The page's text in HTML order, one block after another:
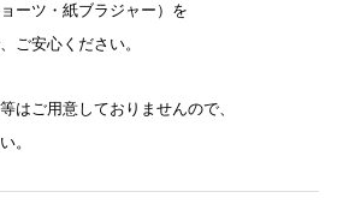
ーツ・紙ブラジャー）を
ご安心ください。
はご用意しておりませんので、
。